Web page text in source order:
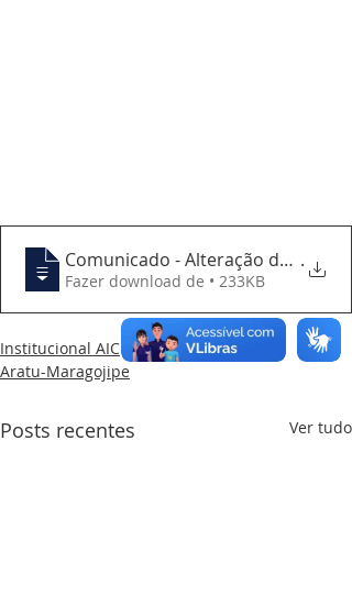
Comunicado - Alteração de .
Fazer download de • 233KB
Institucional AIC
Aratu-Maragojipe
Posts recentes Ver tudo